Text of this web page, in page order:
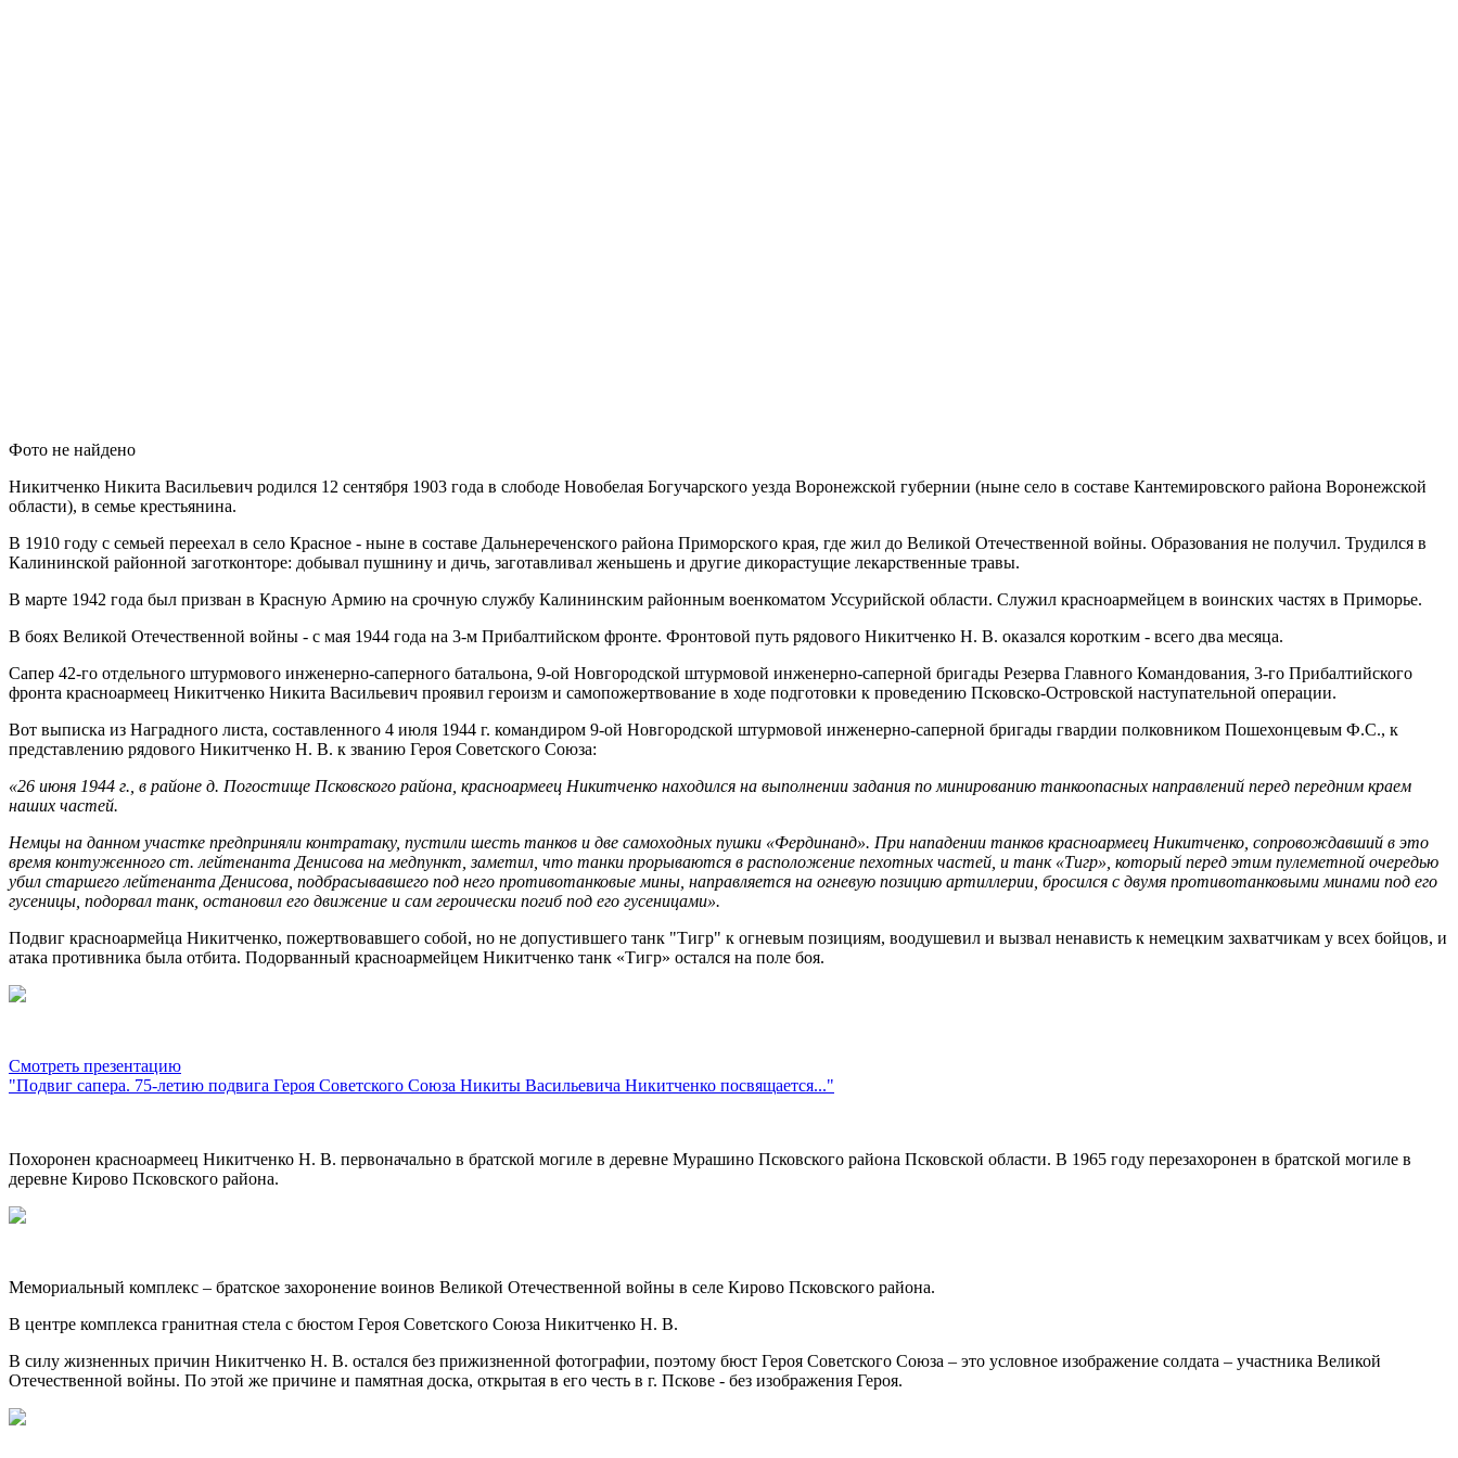
Фото не найдено
Никитченко Никита Васильевич родился 12 сентября 1903 года в слободе Новобелая Богучарского уезда Воронежской губернии (ныне село в составе Кантемировского района Воронежской
области), в семье крестьянина.
В 1910 году с семьей переехал в село Красное - ныне в составе Дальнереченского района Приморского края, где жил до Великой Отечественной войны. Образования не получил. Трудился в
Калининской районной заготконторе: добывал пушнину и дичь, заготавливал женьшень и другие дикорастущие лекарственные травы.
В марте 1942 года был призван в Красную Армию на срочную службу Калининским районным военкоматом Уссурийской области. Служил красноармейцем в воинских частях в Приморье.
В боях Великой Отечественной войны - с мая 1944 года на 3-м Прибалтийском фронте. Фронтовой путь рядового Никитченко Н. В. оказался коротким - всего два месяца.
Сапер 42-го отдельного штурмового инженерно-саперного батальона, 9-ой Новгородской штурмовой инженерно-саперной бригады Резерва Главного Командования, 3-го Прибалтийского
фронта красноармеец Никитченко Никита Васильевич проявил героизм и самопожертвование в ходе подготовки к проведению Псковско-Островской наступательной операции.
Вот выписка из Наградного листа, составленного 4 июля 1944 г. командиром 9-ой Новгородской штурмовой инженерно-саперной бригады гвардии полковником Пошехонцевым Ф.С., к
представлению рядового Никитченко Н. В. к званию Героя Советского Союза:
«26 июня 1944 г., в районе д. Погостище Псковского района, красноармеец Никитченко находился на выполнении задания по минированию танкоопасных направлений перед передним краем
наших частей.
Немцы на данном участке предприняли контратаку, пустили шесть танков и две самоходных пушки «Фердинанд». При нападении танков красноармеец Никитченко, сопровождавший в это
время контуженного ст. лейтенанта Денисова на медпункт, заметил, что танки прорываются в расположение пехотных частей, и танк «Тигр», который перед этим пулеметной очередью
убил старшего лейтенанта Денисова, подбрасывавшего под него противотанковые мины, направляется на огневую позицию артиллерии, бросился с двумя противотанковыми минами под его
гусеницы, подорвал танк, остановил его движение и сам героически погиб под его гусеницами».
Подвиг красноармейца Никитченко, пожертвовавшего собой, но не допустившего танк "Тигр" к огневым позициям, воодушевил и вызвал ненависть к немецким захватчикам у всех бойцов, и
атака противника была отбита. Подорванный красноармейцем Никитченко танк «Тигр» остался на поле боя.
Смотреть презентацию
"Подвиг сапера. 75-летию подвига Героя Советского Союза Никиты Васильевича Никитченко посвящается..."
Похоронен красноармеец Никитченко Н. В. первоначально в братской могиле в деревне Мурашино Псковского района Псковской области. В 1965 году перезахоронен в братской могиле в
деревне Кирово Псковского района.
Мемориальный комплекс – братское захоронение воинов Великой Отечественной войны в селе Кирово Псковского района.
В центре комплекса гранитная стела с бюстом Героя Советского Союза Никитченко Н. В.
В силу жизненных причин Никитченко Н. В. остался без прижизненной фотографии, поэтому бюст Героя Советского Союза – это условное изображение солдата – участника Великой
Отечественной войны. По этой же причине и памятная доска, открытая в его честь в г. Пскове - без изображения Героя.